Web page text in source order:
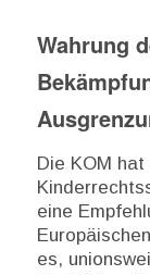
Wahrung
Die KOM
eine
es,